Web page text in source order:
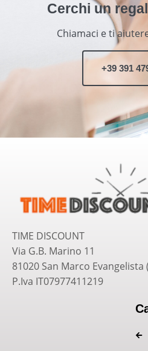
Cerchi un
Chiamaci e ti
+39 391
TIME DISCOUNT
Via G.B. Marino 11
81020 San Marco Evangelista
P.Iva IT07977411219